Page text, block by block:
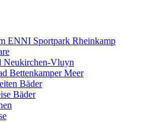
ENNI Sportpark Rheinkamp
Neukirchen-Vluyn
Bettenkamper Meer
Bäder
Bäder